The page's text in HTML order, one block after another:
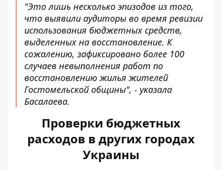
"Это лишь несколько эпизодов из того,
что выявили аудиторы во время ревизии
использования бюджетных средств,
выделенных на восстановление. К
сожалению, зафиксировано более 100
случаев невыполнения работ по
восстановлению жилья жителей
Гостомельской общины", - указала
Басалаева.
Проверки бюджетных
расходов в других городах
Украины